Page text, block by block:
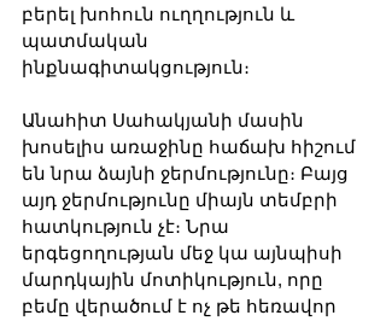
բերել խոհուն ուղղություն և
պատմական
ինքնագիտակցություն։
Անահիտ Սահակյանի մասին
խոսելիս առաջինը հաճախ հիշում
են նրա ձայնի ջերմությունը։ Բայց
այդ ջերմությունը միայն տեմբրի
հատկություն չէ։ Նրա
երգեցողության մեջ կա այնպիսի
մարդկային մոտիկություն, որը
բեմը վերածում է ոչ թե հեռավոր